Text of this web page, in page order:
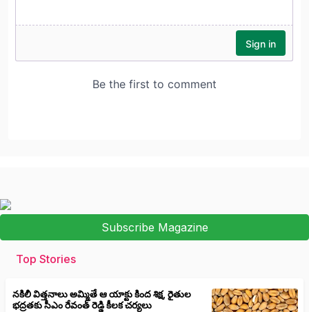
Subscribe Magazine
Top Stories
నకిలీ విత్తనాలు అమ్మితే ఆ యాక్టు కింద శిక్ష, రైతుల
భద్రతకు సీఎం రేవంత్ రెడ్డి కీలక చర్యలు